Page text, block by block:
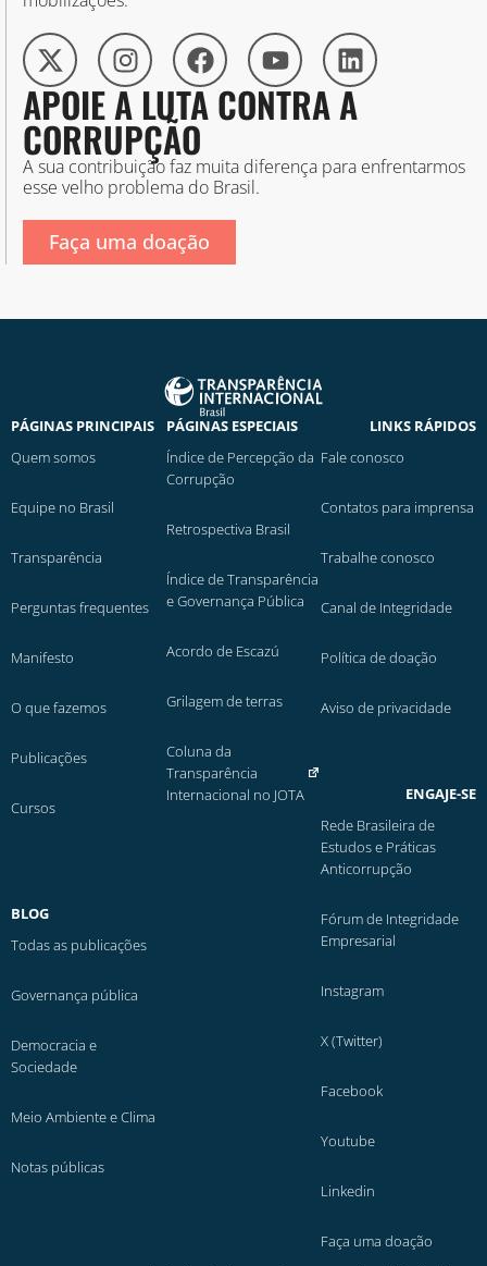
APOIE A LUTA CONTRA A
CORRUPÇÃO
A sua contribuição faz muita diferença para enfrentarmos
esse velho problema do Brasil.
Faça uma doação
PÁGINAS PRINCIPAIS
Quem somos
Equipe no Brasil
Transparência
Perguntas frequentes
Manifesto
O que fazemos
Publicações
Cursos
BLOG
Todas as publicações
Governança pública
Democracia e
Sociedade
Meio Ambiente e Clima
Notas públicas
PÁGINAS ESPECIAIS
Índice de Percepção da
Corrupção
Retrospectiva Brasil
Índice de Transparência
e Governança Pública
Acordo de Escazú
Grilagem de terras
Coluna da
Transparência
Internacional no JOTA
LINKS RÁPIDOS
Fale conosco
Contatos para imprensa
Trabalhe conosco
Canal de Integridade
Política de doação
Aviso de privacidade
ENGAJE-SE
Rede Brasileira de
Estudos e Práticas
Anticorrupção
Fórum de Integridade
Empresarial
Instagram
X (Twitter)
Facebook
Youtube
Linkedin
Faça uma doação